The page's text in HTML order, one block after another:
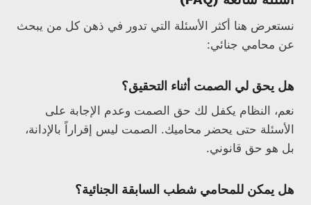
نستعرض هنا أكثر الأسئلة التي تدور في ذهن كل من يبحث
عن محامي جنائي:
هل يحق لي الصمت أثناء التحقيق؟
نعم، النظام يكفل لك حق الصمت وعدم الإجابة على
الأسئلة حتى يحضر محاميك. الصمت ليس إقراراً بالإدانة،
بل هو حق قانوني.
هل يمكن للمحامي شطب السابقة الجنائية؟